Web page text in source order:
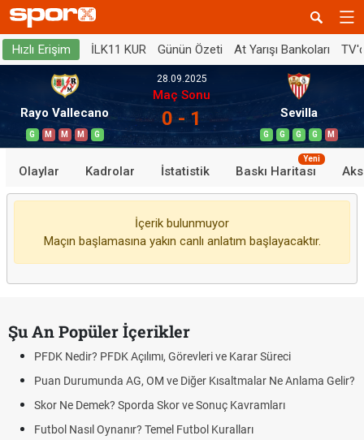
Hızlı Erişim İLK11 KUR Günün Özeti At Yarışı Bankoları
Rayo Vallecano
G M M M G
28.09.2025
Maç Sonu
0 - 1 Sevilla
G G G G M
Olaylar Kadrolar İstatistik Baskı Haritası
Yeni
İçerik bulunmuyor
Maçın başlamasına yakın canlı anlatım başlayacaktır.
Şu An Popüler İçerikler
PFDK Nedir? PFDK Açılımı, Görevleri ve Karar Süreci
Puan Durumunda AG, OM ve Diğer Kısaltmalar Ne Anlama Gelir?
Skor Ne Demek? Sporda Skor ve Sonuç Kavramları
Futbol Nasıl Oynanır? Temel Futbol Kuralları